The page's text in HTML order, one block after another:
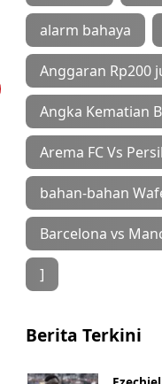
alarm bahaya
Anggaran Rp200
Angka Kematian
Arema FC Vs
bahan-bahan
Barcelona vs
]
Berita Terkini